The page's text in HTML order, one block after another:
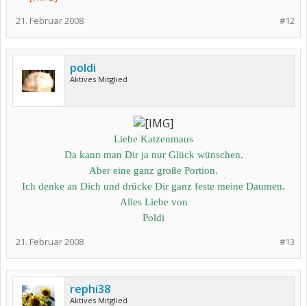
#12
21. Februar 2008
poldi
Aktives Mitglied
Liebe Katzenmaus
Da kann man Dir ja nur Glück wünschen.
Aber eine ganz große Portion.
Ich denke an Dich und drücke Dir ganz feste meine Daumen.
Alles Liebe von
Poldi
#13
21. Februar 2008
rephi38
Aktives Mitglied